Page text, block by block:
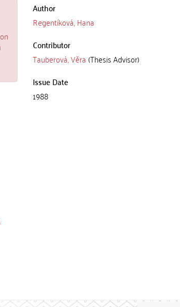
Author
Regentíková, Hana
Contributor
Tauberová, Věra(Thesis Advisor)
Issue Date
1988